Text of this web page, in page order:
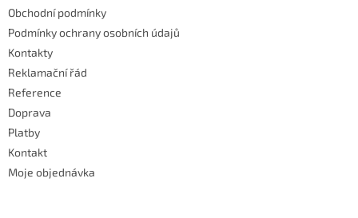
Obchodní podmínky
Podmínky ochrany osobních údajů
Kontakty
Reklamační řád
Reference
Doprava
Platby
Kontakt
Moje objednávka